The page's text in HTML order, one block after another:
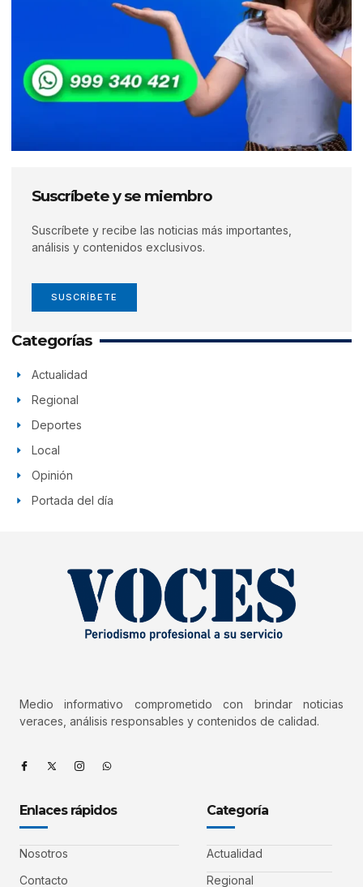
Suscríbete y se miembro
Suscríbete y recibe las noticias más importantes,
análisis y contenidos exclusivos.
SUSCRÍBETE
Categorías
Actualidad
Regional
Deportes
Local
Opinión
Portada del día
Medio informativo comprometido con brindar noticias
veraces, análisis responsables y contenidos de calidad.
Enlaces rápidos
Nosotros
Contacto
Categoría
Actualidad
Regional